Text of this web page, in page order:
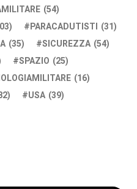
(54)
PARACADUTISTI (31)
(35) SICUREZZA (54)
SPAZIO (25)
(16)
USA (39)